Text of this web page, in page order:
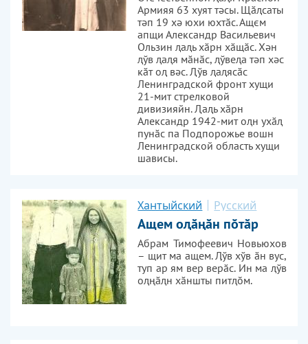
Армияя 63 хуят тәсы. Щӑԯсаты
тәп 19 хә юхи юхтӑс. Ащєм
апщи Александр Васильевич
Ользин ԯаԯь хӑрн хӑщӑс. Хән
ԯўв ԯаԯя мӑнӑс, ԯўвеԯа тәп хәс
кӑт оԯ вәс. Ԯўв ԯаԯясӑс
Ленинградской фронт хущи
21-мит стрелковой
дивизияйн. Ԯаԯь хӑрн
Александр 1942-мит оԯн ухӑԯ
пунӑс па Подпорожье вошн
Ленинградской область хущи
шависы.
Хантыйский Русский
Ащем оԯӑңӑн птӑр
Абрам Тимофеевич Новьюхов
– щит ма ащем. Ӆўв хўв ӑн вус,
туп ар ям вер верӑс. Ин ма ԯўв
оԯңӑԯн хӑншты питԯм.